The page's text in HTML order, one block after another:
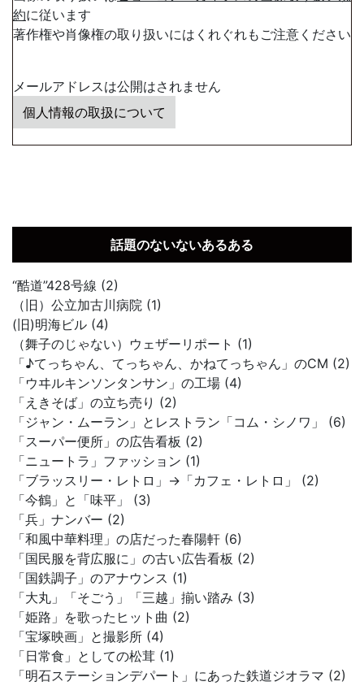
約に従います
著作権や肖像権の取り扱いにはくれぐれもご注意ください
メールアドレスは公開はされません
個人情報の取扱について
話題のないないあるある
“酷道”428号線 (2)
（旧）公立加古川病院 (1)
(旧)明海ビル (4)
（舞子のじゃない）ウェザーリポート (1)
「♪てっちゃん、てっちゃん、かねてっちゃん」のCM (2)
「ウヰルキンソンタンサン」の工場 (4)
「えきそば」の立ち売り (2)
「ジャン・ムーラン」とレストラン「コム・シノワ」 (6)
「スーパー便所」の広告看板 (2)
「ニュートラ」ファッション (1)
「ブラッスリー・レトロ」→「カフェ・レトロ」 (2)
「今鶴」と「味平」 (3)
「兵」ナンバー (2)
「和風中華料理」の店だった春陽軒 (6)
「国民服を背広服に」の古い広告看板 (2)
「国鉄調子」のアナウンス (1)
「大丸」「そごう」「三越」揃い踏み (3)
「姫路」を歌ったヒット曲 (2)
「宝塚映画」と撮影所 (4)
「日常食」としての松茸 (1)
「明石ステーションデパート」にあった鉄道ジオラマ (2)